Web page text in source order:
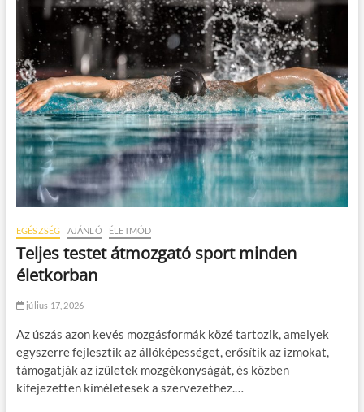
EGÉSZSÉG AJÁNLÓ ÉLETMÓD
Teljes testet átmozgató sport minden
életkorban
július 17, 2026
Az úszás azon kevés mozgásformák közé tartozik, amelyek
egyszerre fejlesztik az állóképességet, erősítik az izmokat,
támogatják az ízületek mozgékonyságát, és közben
kifejezetten kíméletesek a szervezethez.…